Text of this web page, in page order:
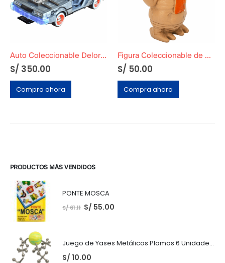
Auto Coleccionable Delorean Volver al Futuro 3
S/ 350.00
Compra ahora
Figura Coleccionable de E.T el extraterrestre »Teléfono»
S/ 50.00
Compra ahora
PRODUCTOS MÁS VENDIDOS
PONTE MOSCA
S/61.11 S/ 55.00
Juego de Yases Metálicos Plomos 6 Unidades + Pelota de Goma (En Bolsita Lista para Regalar)
S/ 10.00